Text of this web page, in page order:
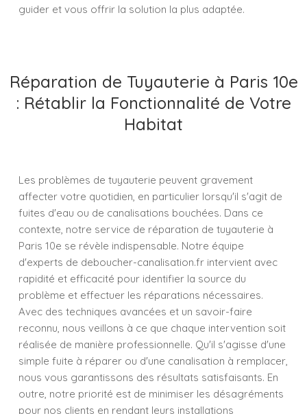
guider et vous offrir la solution la plus adaptée.
Réparation de Tuyauterie à Paris 10e
: Rétablir la Fonctionnalité de Votre
Habitat
Les problèmes de tuyauterie peuvent gravement
affecter votre quotidien, en particulier lorsqu'il s'agit de
fuites d'eau ou de canalisations bouchées. Dans ce
contexte, notre service de réparation de tuyauterie à
Paris 10e se révèle indispensable. Notre équipe
d'experts de deboucher-canalisation.fr intervient avec
rapidité et efficacité pour identifier la source du
problème et effectuer les réparations nécessaires.
Avec des techniques avancées et un savoir-faire
reconnu, nous veillons à ce que chaque intervention soit
réalisée de manière professionnelle. Qu'il s'agisse d'une
simple fuite à réparer ou d'une canalisation à remplacer,
nous vous garantissons des résultats satisfaisants. En
outre, notre priorité est de minimiser les désagréments
pour nos clients en rendant leurs installations